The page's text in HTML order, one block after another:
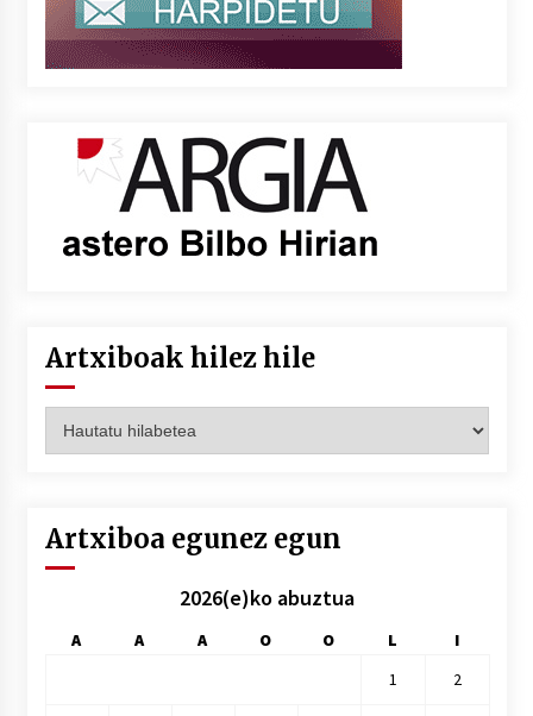
Artxiboak hilez hile
hilez
Artxiboa egunez egun
2026(e)ko abuztua
A A A O O L
I
1
2